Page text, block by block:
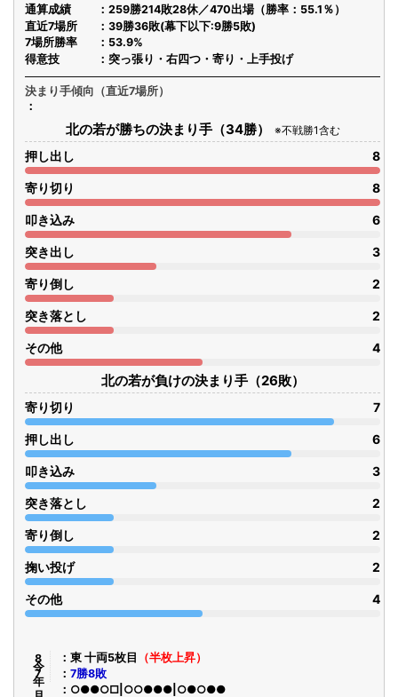
通算成績
259勝214敗28休／470出場（勝率：55.1％）
直近7場所
39勝36敗(幕下以下:9勝5敗)
7場所勝率
53.9%
得意技
突っ張り・右四つ・寄り・上手投げ
決まり手傾向（直近7場所）
北の若が勝ちの決まり手（34勝） ※不戦勝1含む
押し出し 8
寄り切り 8
叩き込み 6
突き出し 3
寄り倒し 2
突き落とし 2
その他 4
北の若が負けの決まり手（26敗）
寄り切り 7
押し出し 6
叩き込み 3
突き落とし 2
寄り倒し 2
掬い投げ 2
その他 4
令8年7月 東 十両5枚目
（半枚上昇）
7勝8敗
○●●○□|○○●●●|○●○●●